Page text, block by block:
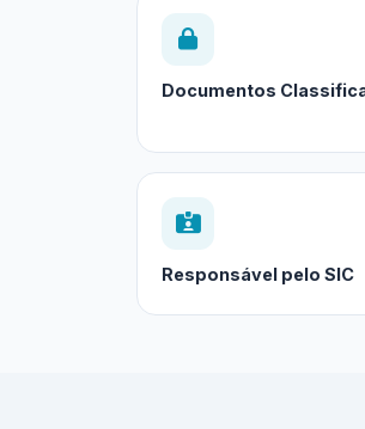
Documentos
Responsável pelo SIC